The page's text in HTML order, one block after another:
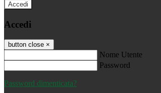
Accedi
Accedi
button close ×
Nome Utente
Password
Password dimenticata?